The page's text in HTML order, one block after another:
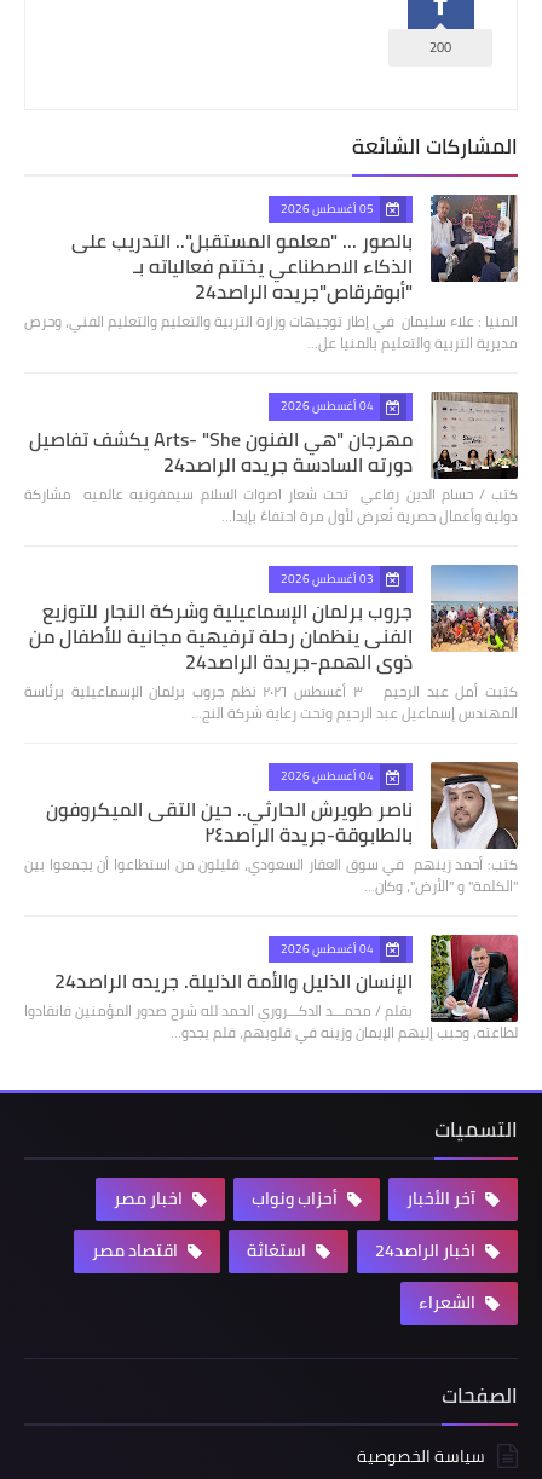
200
المشاركات الشائعة
05 أغسطس 2026
بالصور ... "معلمو المستقبل".. التدريب على
الذكاء الاصطناعي يختتم فعالياته بـ
"أبوقرقاص"جريده الراصد24
المنيا : علاء سليمان في إطار توجيهات وزارة التربية والتعليم والتعليم الفني، وحرص
مديرية التربية والتعليم بالمنيا عل…
04 أغسطس 2026
مهرجان "هي الفنون Arts- "She يكشف تفاصيل
دورته السادسة جريده الراصد24
كتب / حسام الدين رفاعي تحت شعار اصوات السلام سيمفونيه عالميه مشاركة
دولية وأعمال حصرية تُعرض لأول مرة احتفاءً بإبدا…
03 أغسطس 2026
جروب برلمان الإسماعيلية وشركة النجار للتوزيع
الفنى ينظمان رحلة ترفيهية مجانية للأطفال من
ذوي الهمم-جريدة الراصد24
كتبت أمل عبد الرحيم ٣ أغسطس ٢٠٢٦ نظم جروب برلمان الإسماعيلية برئاسة
المهندس إسماعيل عبد الرحيم وتحت رعاية شركة النج…
04 أغسطس 2026
ناصر طويرش الحارثي.. حين التقى الميكروفون
بالطابوقة-جريدة الراصد٢٤
كتب: أحمد زينهم في سوق العقار السعودي، قليلون من استطاعوا أن يجمعوا بين
"الكلمة" و "الأرض"، وكان…
04 أغسطس 2026
الإنسان الذليل والأمة الذليلة. جريده الراصد24
بقلم / محمـــد الدكـــروري الحمد لله شرح صدور المؤمنين فانقادوا
لطاعته، وحبب إليهم الإيمان وزينه في قلوبهم، فلم يجدو…
التسميات
آخر الأخبار أحزاب ونواب
اخبار مصر
اخبار الراصد24
استغاثة
اقتصاد مصر
الشعراء
الصفحات
سياسة الخصوصية